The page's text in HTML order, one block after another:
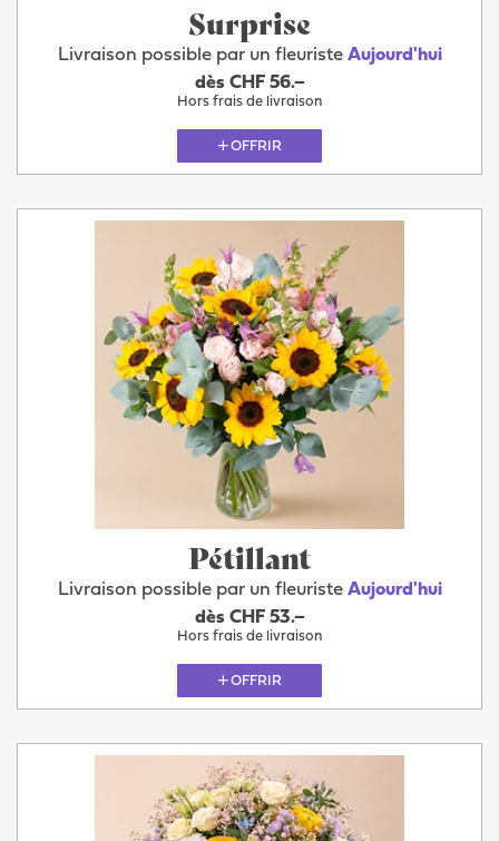
Surprise
Livraison possible par un fleuriste Aujourd'hui
dès CHF 56.–
Hors frais de livraison
OFFRIR
Pétillant
Livraison possible par un fleuriste Aujourd'hui
dès CHF 53.–
Hors frais de livraison
OFFRIR